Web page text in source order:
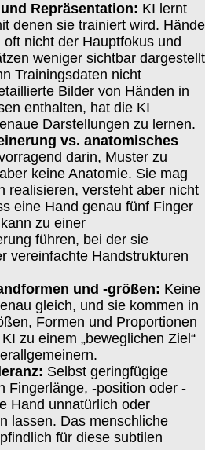
Repräsentation: KI lernt
denen sie trainiert wird. Hände
nicht der Hauptfokus und
weniger sichtbar dargestellt
Trainingsdaten nicht
Bilder von Händen in
enthalten, hat die KI
Darstellungen zu lernen.
vs. anatomisches
darin, Muster zu
keine Anatomie. Sie mag
realisieren, versteht aber nicht
eine Hand genau fünf Finger
zu einer
führen, bei der sie
vereinfachte Handstrukturen
und -größen: Keine
gleich, und sie kommen in
Formen und Proportionen
zu einem „beweglichen Ziel“
Selbst geringfügige
Fingerlänge, -position oder -
Hand unnatürlich oder
lassen. Das menschliche
für diese subtilen